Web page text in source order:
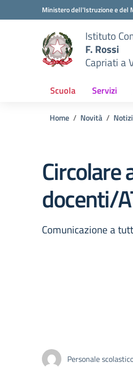
Vai ai contenuti
Vai al menu di navigazioneMinistero dell'Istruzione e del
Istituto
F. Rossi
Capriati a
Scuola Servizi
Home Novità
docenti/
Comunicazione a
Personale